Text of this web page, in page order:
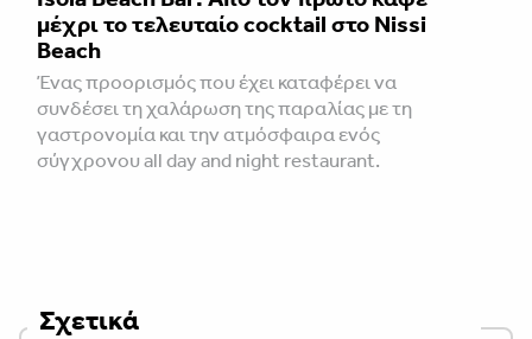
μέχρι το τελευταίο cocktail στο Nissi
Beach
Ένας προορισμός που έχει καταφέρει να
συνδέσει τη χαλάρωση της παραλίας με τη
γαστρονομία και την ατμόσφαιρα ενός
σύγχρονου all day and night restaurant.
Σχετικά